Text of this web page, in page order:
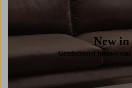
New in
Geselecteerd nieuws van